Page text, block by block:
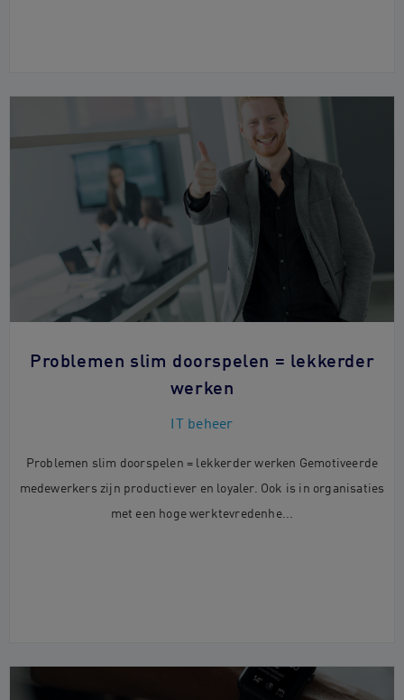
Problemen slim doorspelen = lekkerder
werken
IT beheer
Problemen slim doorspelen = lekkerder werken Gemotiveerde
medewerkers zijn productiever en loyaler. Ook is in organisaties
met een hoge werktevredenhe...